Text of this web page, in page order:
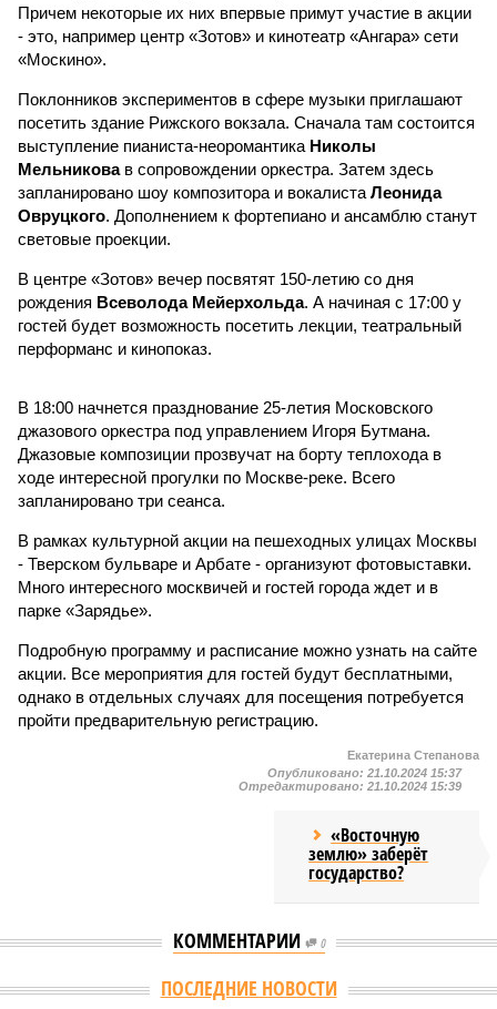
Причем некоторые их них впервые примут участие в акции
- это, например центр «Зотов» и кинотеатр «Ангара» сети
«Москино».
Поклонников экспериментов в сфере музыки приглашают
посетить здание Рижского вокзала. Сначала там состоится
выступление пианиста-неоромантика Николы
Мельниковав сопровождении оркестра. Затем здесь
запланировано шоу композитора и вокалиста Леонида
Овруцкого. Дополнением к фортепиано и ансамблю станут
световые проекции.
В центре «Зотов» вечер посвятят 150-летию со дня
рождения Всеволода Мейерхольда. А начиная с 17:00 у
гостей будет возможность посетить лекции, театральный
перформанс и кинопоказ.
В 18:00 начнется празднование 25-летия Московского
джазового оркестра под управлением Игоря Бутмана.
Джазовые композиции прозвучат на борту теплохода в
ходе интересной прогулки по Москве-реке. Всего
запланировано три сеанса.
В рамках культурной акции на пешеходных улицах Москвы
- Тверском бульваре и Арбате - организуют фотовыставки.
Много интересного москвичей и гостей города ждет и в
парке «Зарядье».
Подробную программу и расписание можно узнать на сайте
акции. Все мероприятия для гостей будут бесплатными,
однако в отдельных случаях для посещения потребуется
пройти предварительную регистрацию.
Екатерина Степанова
Опубликовано: 21.10.2024 15:37
Отредактировано: 21.10.2024 15:39
«Восточную
землю» заберёт
государство?
КОММЕНТАРИИ 0
ПОСЛЕДНИЕ НОВОСТИ